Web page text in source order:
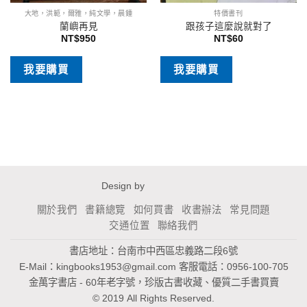
大地，洪範，爾雅，純文學，晨鍾
蘭嶼再見
NT$950
我要購買
特價書刊
跟孩子這麼說就對了
NT$60
我要購買
Design by
關於我們 書籍總覽 如何買書 收書辦法
常見問題
交通位置
聯絡我們
書店地址：台南市中西區忠義路二段6號
E-Mail： kingbooks1953@gmail.com 客服電話：0956-100-705
金萬字書店 - 60年老字號，珍版古書收藏、優質二手書買賣
© 2019 All Rights Reserved.